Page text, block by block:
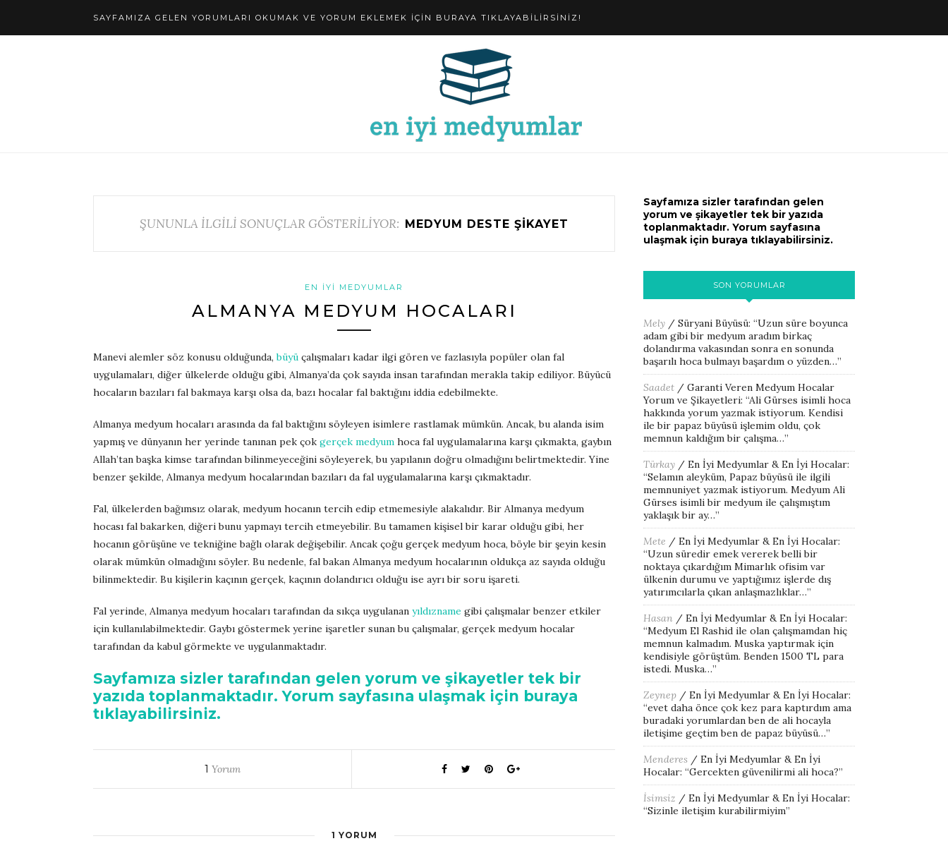
SAYFAMIZA GELEN YORUMLARI OKUMAK VE YORUM EKLEMEK IÇIN BURAYA TIKLAYABILIRSINIZ!
ŞUNUNLA İLGİLİ SONUÇLAR GÖSTERİLİYOR: MEDYUM DESTE ŞIKAYET
EN İYI MEDYUMLAR
ALMANYA MEDYUM HOCALARI
Manevi alemler söz konusu olduğunda,büyü çalışmaları kadar ilgi gören ve fazlasıyla popüler olan fal
uygulamaları, diğer ülkelerde olduğu gibi, Almanya’da çok sayıda insan tarafından merakla takip ediliyor. Büyücü
hocaların bazıları fal bakmaya karşı olsa da, bazı hocalar fal baktığını iddia edebilmekte.
Almanya medyum hocaları arasında da fal baktığını söyleyen isimlere rastlamak mümkün. Ancak, bu alanda isim
yapmış ve dünyanın her yerinde tanınan pek çok gerçek medyum hoca fal uygulamalarına karşı çıkmakta, gaybın
Allah’tan başka kimse tarafından bilinmeyeceğini söyleyerek, bu yapılanın doğru olmadığını belirtmektedir. Yine
benzer şekilde, Almanya medyum hocalarından bazıları da fal uygulamalarına karşı çıkmaktadır.
Fal, ülkelerden bağımsız olarak, medyum hocanın tercih edip etmemesiyle alakalıdır. Bir Almanya medyum
hocası fal bakarken, diğeri bunu yapmayı tercih etmeyebilir. Bu tamamen kişisel bir karar olduğu gibi, her
hocanın görüşüne ve tekniğine bağlı olarak değişebilir. Ancak çoğu gerçek medyum hoca, böyle bir şeyin kesin
olarak mümkün olmadığını söyler. Bu nedenle, fal bakan Almanya medyum hocalarının oldukça az sayıda olduğu
bilinmektedir. Bu kişilerin kaçının gerçek, kaçının dolandırıcı olduğu ise ayrı bir soru işareti.
Fal yerinde, Almanya medyum hocaları tarafından da sıkça uygulanan yıldızname gibi çalışmalar benzer etkiler
için kullanılabilmektedir. Gaybı göstermek yerine işaretler sunan bu çalışmalar, gerçek medyum hocalar
tarafından da kabul görmekte ve uygulanmaktadır.
Sayfamıza sizler tarafından gelen yorum ve şikayetler tek bir
yazıda toplanmaktadır. Yorum sayfasına ulaşmak için buraya
tıklayabilirsiniz.
1 Yorum
1 YORUM
Sayfamıza sizler tarafından gelen
yorum ve şikayetler tek bir yazıda
toplanmaktadır. Yorum sayfasına
ulaşmak için buraya tıklayabilirsiniz.
SON YORUMLAR
Mely / Süryani Büyüsü: “Uzun süre boyunca
adam gibi bir medyum aradım birkaç
dolandırma vakasından sonra en sonunda
başarılı hoca bulmayı başardım o yüzden…”
Saadet / Garanti Veren Medyum Hocalar
Yorum ve Şikayetleri: “Ali Gürses isimli hoca
hakkında yorum yazmak istiyorum. Kendisi
ile bir papaz büyüsü işlemim oldu, çok
memnun kaldığım bir çalışma…”
Türkay / En İyi Medyumlar & En İyi Hocalar:
“Selamın aleyküm, Papaz büyüsü ile ilgili
memnuniyet yazmak istiyorum. Medyum Ali
Gürses isimli bir medyum ile çalışmıştım
yaklaşık bir ay…”
Mete / En İyi Medyumlar & En İyi Hocalar:
“Uzun süredir emek vererek belli bir
noktaya çıkardığım Mimarlık ofisim var
ülkenin durumu ve yaptığımız işlerde dış
yatırımcılarla çıkan anlaşmazlıklar…”
Hasan / En İyi Medyumlar & En İyi Hocalar:
“Medyum El Rashid ile olan çalışmamdan hiç
memnun kalmadım. Muska yaptırmak için
kendisiyle görüştüm. Benden 1500 TL para
istedi. Muska…”
Zeynep / En İyi Medyumlar & En İyi Hocalar:
“evet daha önce çok kez para kaptırdım ama
buradaki yorumlardan ben de ali hocayla
iletişime geçtim ben de papaz büyüsü…”
Menderes / En İyi Medyumlar & En İyi
Hocalar: “Gercekten güvenilirmi ali hoca?”
İsimsiz / En İyi Medyumlar & En İyi Hocalar:
“Sizinle iletişim kurabilirmiyim”